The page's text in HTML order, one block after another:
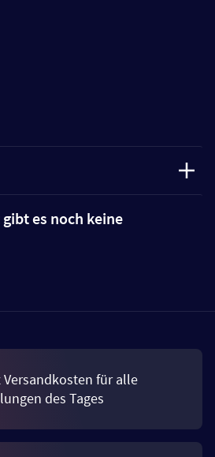
es noch keine
Versandkosten für alle
des Tages